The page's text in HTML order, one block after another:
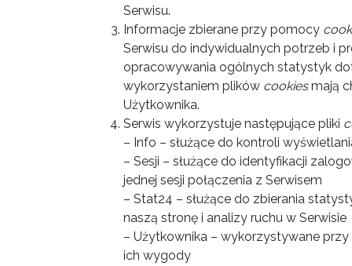
Serwisu.
Informacje zbierane przy pomocy
Serwisu do indywidualnych potrzeb i
opracowywania ogólnych statystyk
wykorzystaniem plików cookiesmają
Użytkownika.
Serwis wykorzystuje następujące pliki
– Info – służące do kontroli
– Sesji – służące do identyfikacji
jednej sesji połączenia z Serwisem
– Stat24 – służące do zbierania
naszą stronę i analizy ruchu w Serwisie
– Użytkownika – wykorzystywane
ich wygody